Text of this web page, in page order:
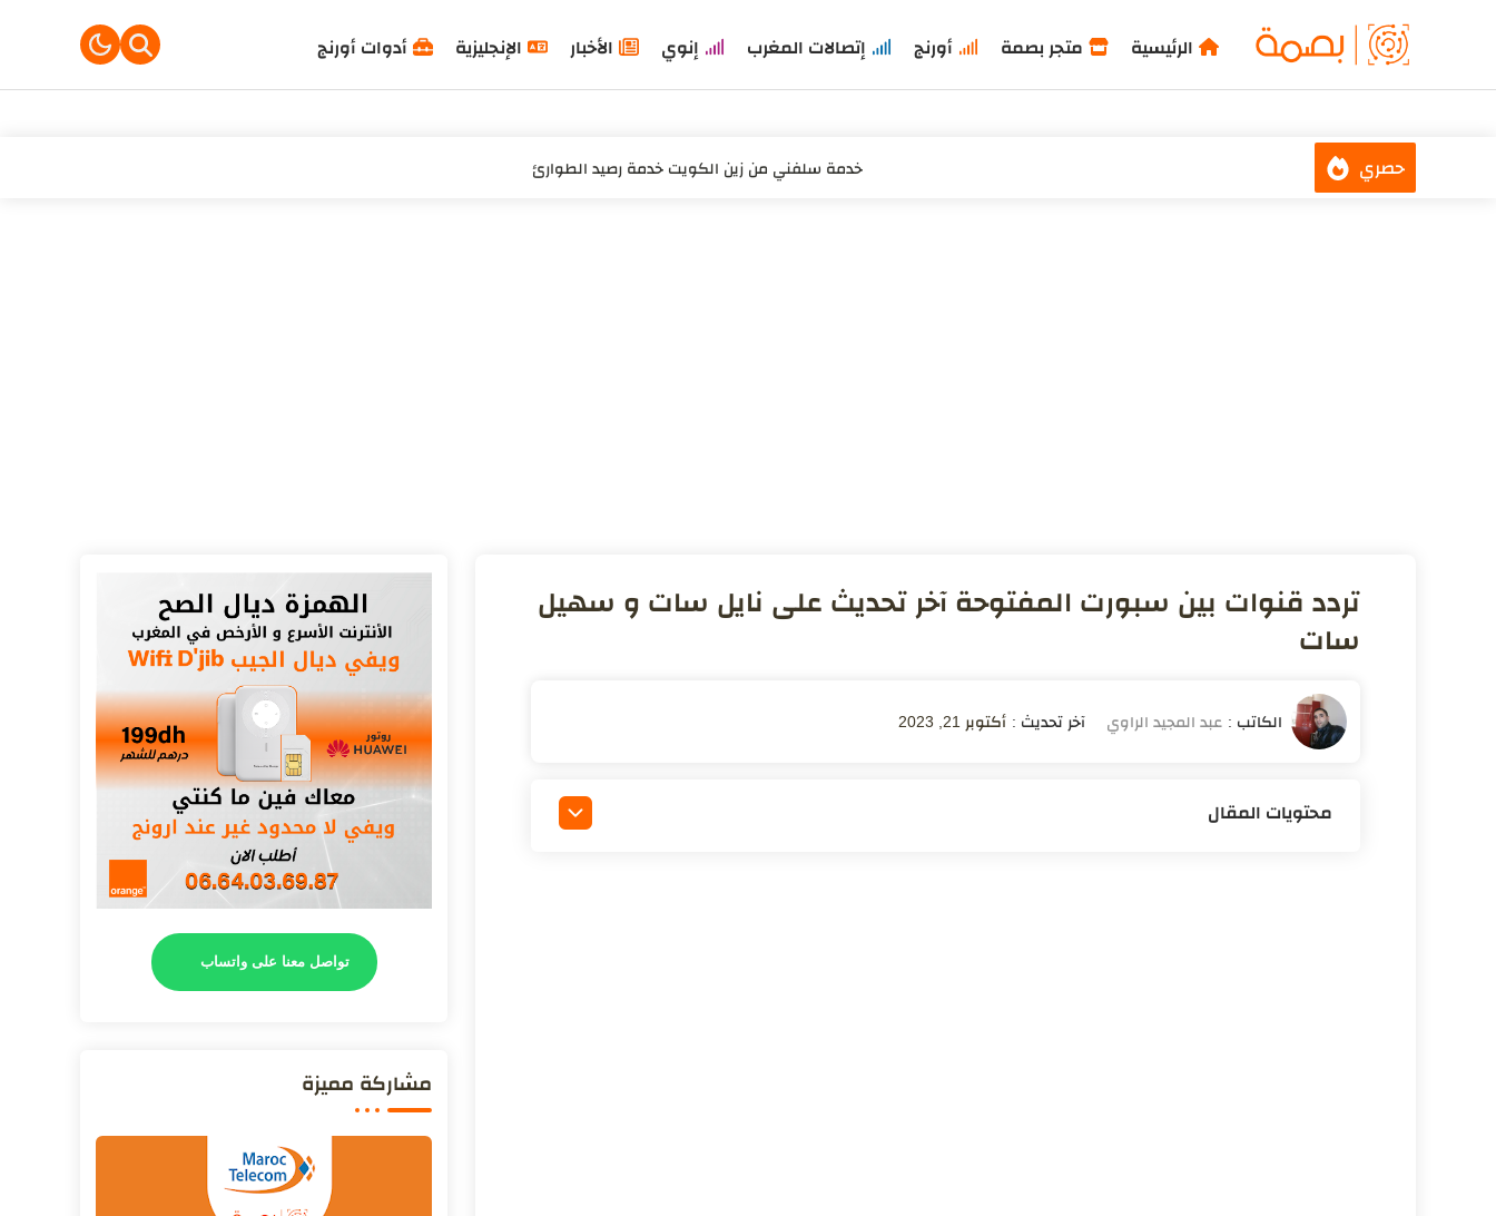
الرئيسية متجر بصمة أورنج إتصالات المغرب إنوي الأخبار الإنجليزية أدوات أورنج
حصري خدمة سلفني من زين الكويت خدمة رصيد الطوارئ
تردد قنوات بين سبورت المفتوحة آخر تحديث على نايل سات و سهيل
سات
أكتوبر 21, 2023
محتويات المقال
تواصل معنا على واتساب
مشاركة مميزة